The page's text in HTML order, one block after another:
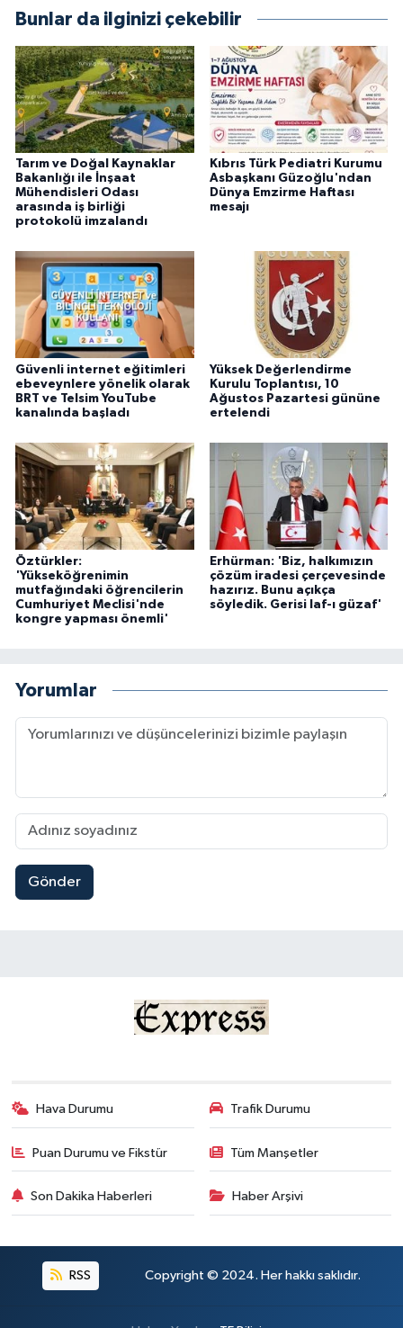
Bunlar da ilginizi çekebilir
Tarım ve Doğal Kaynaklar
Bakanlığı ile İnşaat
Mühendisleri Odası
arasında iş birliği
protokolü imzalandı
Kıbrıs Türk Pediatri Kurumu
Asbaşkanı Güzoğlu'ndan
Dünya Emzirme Haftası
mesajı
Güvenli internet eğitimleri
ebeveynlere yönelik olarak
BRT ve Telsim YouTube
kanalında başladı
Yüksek Değerlendirme
Kurulu Toplantısı, 10
Ağustos Pazartesi gününe
ertelendi
Öztürkler:
'Yükseköğrenimin
mutfağındaki öğrencilerin
Cumhuriyet Meclisi'nde
kongre yapması önemli'
Erhürman: 'Biz, halkımızın
çözüm iradesi çerçevesinde
hazırız. Bunu açıkça
söyledik. Gerisi laf-ı güzaf'
Yorumlar
Gönder
Hava Durumu Trafik Durumu
Puan Durumu ve Fikstür Tüm Manşetler
Son Dakika Haberleri Haber Arşivi
RSS Copyright © 2024. Her hakkı saklıdır.